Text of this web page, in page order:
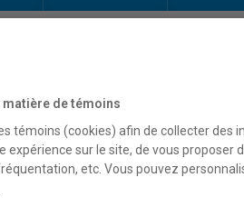
// MAT8780
Horaire - Été
matière de témoins
témoins (cookies) afin de collecter
expérience sur le site, de vous proposer
etc. Vous pouvez